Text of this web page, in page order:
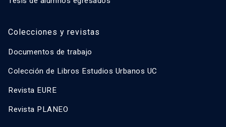
Colecciones y revistas
Documentos de trabajo
Colección de Libros Estudios Urbanos UC
Revista EURE
Revista PLANEO